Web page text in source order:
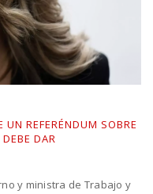
REFERÉNDUM SOBRE
DAR
y ministra de Trabajo y